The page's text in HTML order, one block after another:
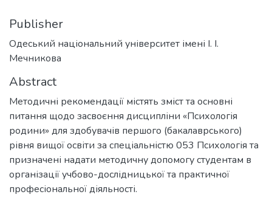
Publisher
Одеський національний університет імені І. І.
Мечникова
Abstract
Методичні рекомендації містять зміст та основні
питання щодо засвоєння дисципліни «Психологія
родини» для здобувачів першого (бакалаврського)
рівня вищої освіти за спеціальністю 053 Психологія та
призначені надати методичну допомогу студентам в
організації учбово-дослідницької та практичної
професіональної діяльності.